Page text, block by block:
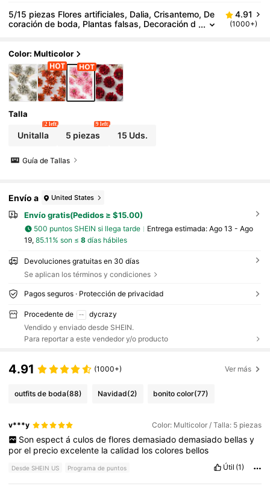
5/15 piezas Flores artificiales, Dalia, Crisantemo, De
coración de boda, Plantas falsas, Decoración d
amelos DIY, Regalo de fiesta, Decoraciones, Corsag
e de muñeca nupcial, Caja de ramo, Accesorios de
decoración del hogar, Día de San Valentín, Regalo d
el Día de la Madre, Materiales de caja de flores, Dec
oración de Año Nuevo, Decoración de otoño
4.91
(1000+)
Color: Multicolor
Talla
Unitalla
2 left
5 piezas
9 left
15 Uds.
Guía de Tallas
Envío a United States
Envío gratis(Pedidos ≥ $15.00)
500 puntos SHEIN si llega tarde Entrega estimada: Ago 13 - Ago
19, 85.11% son ≤ 8días hábiles
Devoluciones gratuitas en 30 días
Se aplican los términos y condiciones
Pagos seguros · Protección de privacidad
Procedente de
dycrazy
Vendido y enviado desde SHEIN.
Para reportar a este vendedor y/o producto
4.91 (1000+) Ver más
outfits de boda(88) Navidad(2) bonito color(77)
v***y Color: Multicolor / Talla: 5 piezas
Son espect á culos de flores demasiado demasiado bellas y
porel precioexcelente lacalidad loscolores bellos
Desde SHEIN US Programa de puntos Útil (1)